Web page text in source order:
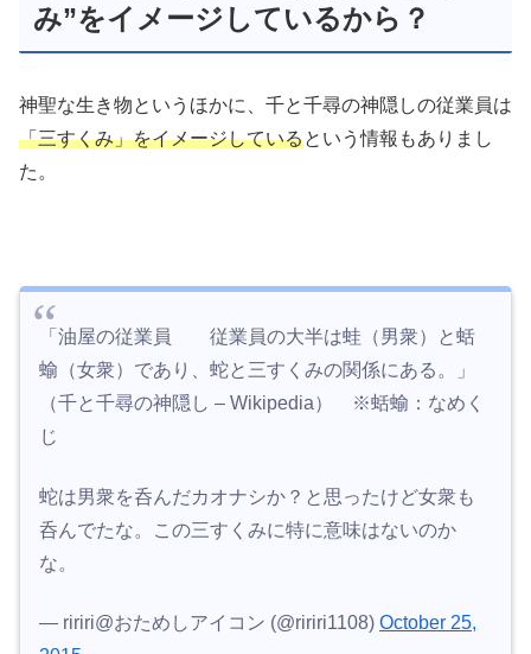
み”をイメージしているから？
神聖な生き物というほかに、千と千尋の神隠しの従業員は
「三すくみ」をイメージしているという情報もありまし
た。
「油屋の従業員 従業員の大半は蛙（男衆）と蛞
蝓（女衆）であり、蛇と三すくみの関係にある。」
（千と千尋の神隠し – Wikipedia） ※蛞蝓：なめく
じ
蛇は男衆を呑んだカオナシか？と思ったけど女衆も
呑んでたな。この三すくみに特に意味はないのか
な。
— ririri@おためしアイコン (@ririri1108) October 25,